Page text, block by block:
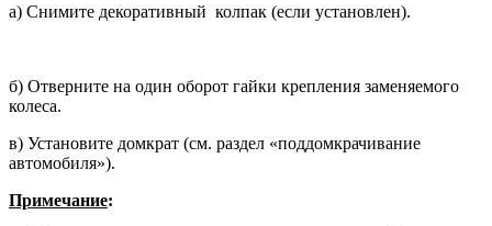
а) Снимите декоративный колпак (если установлен).
б) Отверните на один оборот гайки крепления заменяемого
колеса.
в) Установите домкрат (см. раздел «поддомкрачивание
автомобиля»).
Примечание: